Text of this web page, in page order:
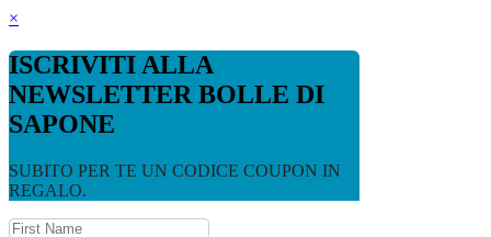
×
ISCRIVITI ALLA
NEWSLETTER BOLLE DI
SAPONE
SUBITO PER TE UN CODICE COUPON IN
REGALO.